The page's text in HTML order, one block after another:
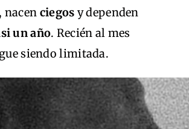
, nacen ciegos y dependen
un año. Recién al mes
siendo limitada.